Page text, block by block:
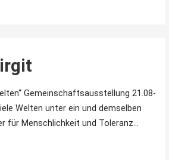
Gemeinschaftsausstellung 21.08-
Welten unter ein und demselben
für Menschlichkeit und Toleranz…